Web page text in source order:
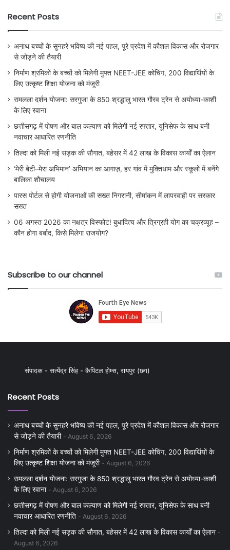
Recent Posts
अनाथ बच्चों के सुनहरे भविष्य की नई पहल, पूरे प्रदेश में कौशल विकास और रोजगार
से जोड़ने की तैयारी
निर्माण श्रमिकों के बच्चों को मिलेगी मुफ्त NEET-JEE कोचिंग, 200 विद्यार्थियों के
लिए उत्कृष्ट शिक्षा योजना को मंजूरी
रामलला दर्शन योजना: सरगुजा के 850 श्रद्धालु भारत गौरव ट्रेन से अयोध्या-काशी
के लिए रवाना
छत्तीसगढ़ में पोषण और बाल कल्याण को मिलेगी नई रफ्तार, यूनिसेफ के साथ बनी
नवाचार आधारित रणनीति
तिल्दा को मिली नई सड़क की सौगात, बहेसर में 42 लाख के विकास कार्यों का ऐलान
‘मेरी बेटी–मेरा अभिमान’ अभियान का आगाज़, हर गांव में मुक्तिधाम और स्कूलों में बनेंगे
बालिका शौचालय
पारस पोर्टल से होगी योजनाओं की सख्त निगरानी, सीमांकन में लापरवाही पर सरकार
सख्त
06 अगस्त 2026 का नक्षत्र विस्फोट! बुधादित्य और त्रिग्रही योग का चक्रव्यूह –
कौन होगा बर्बाद, किसे मिलेगा राजयोग?
Subscribe to our channel
संपादक - सत्येंद्र सिंह - कैपिटल होम्स, रायपुर (छग)
Recent Posts
अनाथ बच्चों के सुनहरे भविष्य की नई पहल, पूरे प्रदेश में कौशल विकास और रोजगार
से जोड़ने की तैयारी
August 6, 2026
निर्माण श्रमिकों के बच्चों को मिलेगी मुफ्त NEET-JEE कोचिंग, 200 विद्यार्थियों के
लिए उत्कृष्ट शिक्षा योजना को मंजूरी
August 6, 2026
रामलला दर्शन योजना: सरगुजा के 850 श्रद्धालु भारत गौरव ट्रेन से अयोध्या-काशी
के लिए रवाना
August 6, 2026
छत्तीसगढ़ में पोषण और बाल कल्याण को मिलेगी नई रफ्तार, यूनिसेफ के साथ बनी
नवाचार आधारित रणनीति
August 6, 2026
तिल्दा को मिली नई सड़क की सौगात, बहेसर में 42 लाख के विकास कार्यों का ऐलान
August 6, 2026